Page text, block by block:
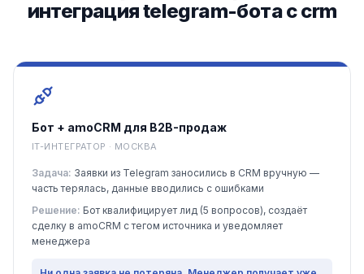
интеграция telegram-бота с crm
Бот + amoCRM для B2B-продаж
IT-ИНТЕГРАТОР · МОСКВА
Задача: Заявки из Telegram заносились в CRM вручную —
часть терялась, данные вводились с ошибками
Решение: Бот квалифицирует лид (5 вопросов), создаёт
сделку в amoCRM с тегом источника и уведомляет
менеджера